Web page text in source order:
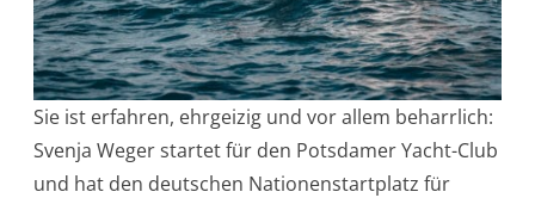
Sie ist erfahren, ehrgeizig und vor allem beharrlich:
Svenja Weger startet für den Potsdamer Yacht-Club
und hat den deutschen Nationenstartplatz für